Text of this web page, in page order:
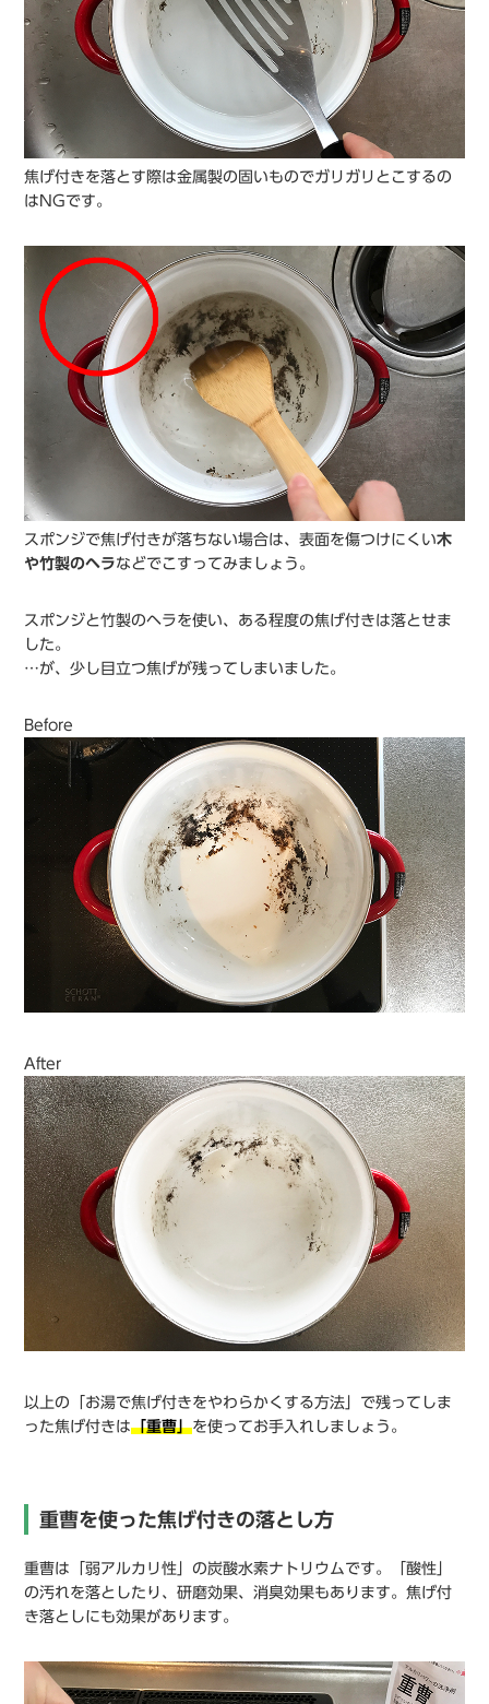
焦げ付きを落とす際は金属製の固いものでガリガリとこするの
はNGです。
スポンジで焦げ付きが落ちない場合は、表面を傷つけにくい木
や竹製のヘラなどでこすってみましょう。
スポンジと竹製のヘラを使い、ある程度の焦げ付きは落とせま
した。
…が、少し目立つ焦げが残ってしまいました。
Before
After
以上の「お湯で焦げ付きをやわらかくする方法」で残ってしま
った焦げ付きは「重曹」を使ってお手入れしましょう。
重曹を使った焦げ付きの落とし方
重曹は「弱アルカリ性」の炭酸水素ナトリウムです。「酸性」
の汚れを落としたり、研磨効果、消臭効果もあります。焦げ付
き落としにも効果があります。